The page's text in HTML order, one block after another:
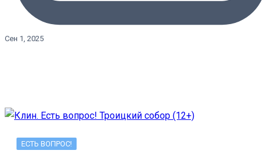
Сен 1, 2025
ЕСТЬ ВОПРОС!